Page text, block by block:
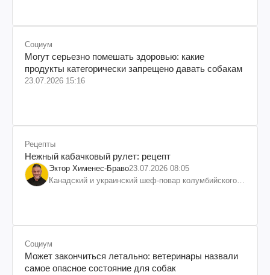
Социум
Могут серьезно помешать здоровью: какие
продукты категорически запрещено давать собакам
23.07.2026 15:16
Рецепты
Нежный кабачковый рулет: рецепт
Эктор Хименес-Браво23.07.2026 08:05
Канадский и украинский шеф-повар колумбийского
Социум
Может закончиться летально: ветеринары назвали
самое опасное состояние для собак